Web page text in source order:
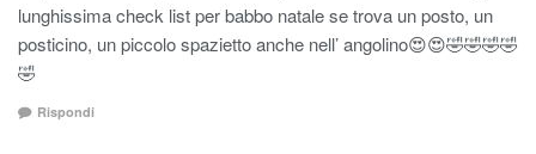
lunghissima check list per babbo natale se trova un posto, un
posticino, un piccolo spazietto anche nell’ angolino😍😍🤣🤣🤣🤣
🤣
Rispondi